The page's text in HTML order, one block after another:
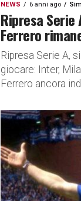
NEWS 6 anni ago
Ripresa
Ferrero
Ripresa Serie A,
giocare: Inter,
Ferrero ancora